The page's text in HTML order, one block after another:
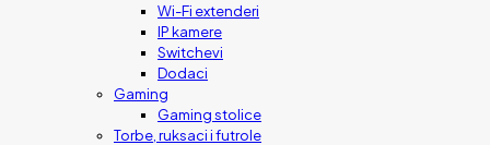
Wi-Fi extenderi
IP kamere
Switchevi
Dodaci
Gaming
Gaming stolice
Torbe, ruksaci i futrole